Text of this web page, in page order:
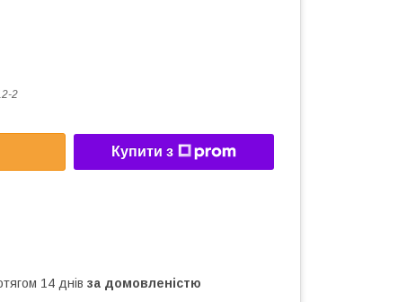
2
Купити з
14 днів за домовленістю